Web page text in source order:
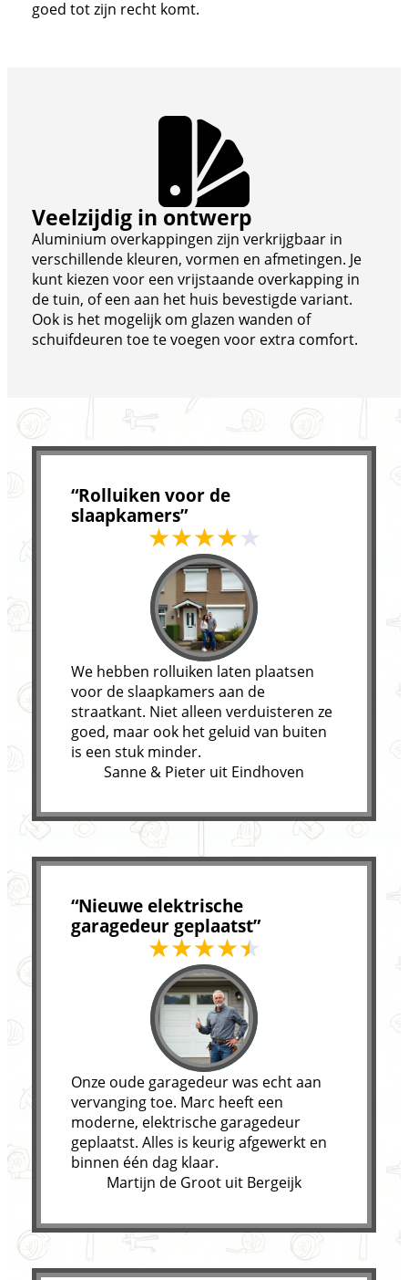
goed tot zijn recht komt.
Veelzijdig in ontwerp
Aluminium overkappingen zijn verkrijgbaar in
verschillende kleuren, vormen en afmetingen. Je
kunt kiezen voor een vrijstaande overkapping in
de tuin, of een aan het huis bevestigde variant.
Ook is het mogelijk om glazen wanden of
schuifdeuren toe te voegen voor extra comfort.
“Rolluiken voor de
slaapkamers”
We hebben rolluiken laten plaatsen
voor de slaapkamers aan de
straatkant. Niet alleen verduisteren ze
goed, maar ook het geluid van buiten
is een stuk minder.
Sanne & Pieter uit Eindhoven
“Nieuwe elektrische
garagedeur geplaatst”
Onze oude garagedeur was echt aan
vervanging toe. Marc heeft een
moderne, elektrische garagedeur
geplaatst. Alles is keurig afgewerkt en
binnen één dag klaar.
Martijn de Groot uit Bergeijk